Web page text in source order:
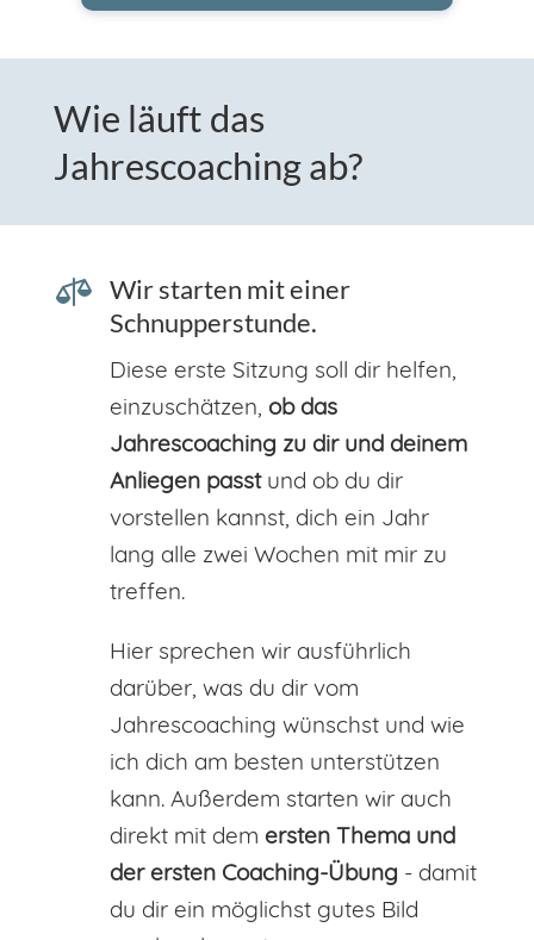
Wie läuft das
Jahrescoaching ab?
 Wir starten mit einer
Schnupperstunde.
Diese erste Sitzung soll dir helfen,
einzuschätzen, ob das
Jahrescoaching zu dir und deinem
Anliegen passtund ob du dir
vorstellen kannst, dich ein Jahr
lang alle zwei Wochen mit mir zu
treffen.
Hier sprechen wir ausführlich
darüber, was du dir vom
Jahrescoaching wünschst und wie
ich dich am besten unterstützen
kann. Außerdem starten wir auch
direkt mit dem ersten Thema und
der ersten Coaching-Übung - damit
du dir ein möglichst gutes Bild